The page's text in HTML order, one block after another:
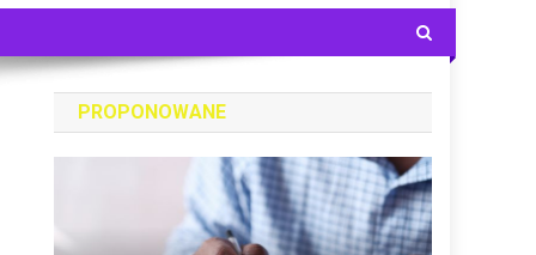
PROPONOWANE